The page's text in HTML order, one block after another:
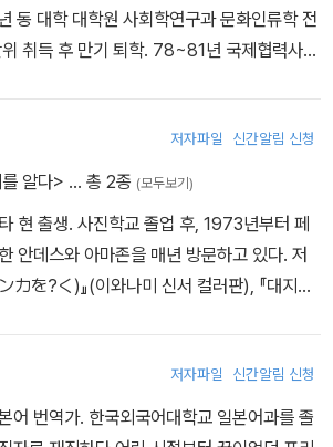
동 대학 대학원 사회학연구과 문화인류학 전
취득 후 만기 퇴학. 78~81년 국제협력사업
니아의 이야기 세계(響きあう神話―現代
』(세계사상사), 『물의 나라의 노래(水の?
저자파일 신간알림 신청
알다> … 총 2종 (모두보기)
현 출생. 사진학교 졸업 후, 1973년부터 페
안데스와 아마존을 매년 방문하고 있다. 저
カを?く)』(이와나미 신서 컬러판), 『대지와
―대가도를 가다(インカ帝?―大街道を行
먹을거리(新大陸が生んだ食物)』(이상 주코
식탁(インカの食卓)』(헤이본샤), 『아마존 숲
저자파일 신간알림 신청
어 번역가. 한국외국어대학교 일본어과를 졸